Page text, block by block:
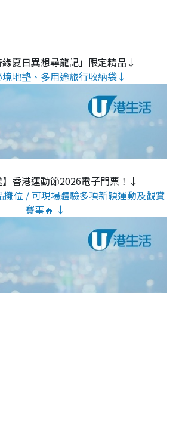
夏日異想尋龍記」限定精品↓
地墊、多用途旅行收納袋↓
香港運動節2026電子門票！↓
位 / 可現場體驗多項新穎運動及觀賞
賽事🔥 ↓